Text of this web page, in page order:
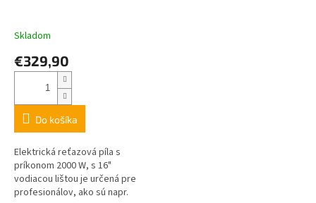
Skladom
€329,90
Do košíka
Elektrická reťazová píla s
príkonom 2000 W, s 16"
vodiacou lištou je určená pre
profesionálov, ako sú napr.